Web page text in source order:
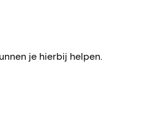
je hierbij helpen.